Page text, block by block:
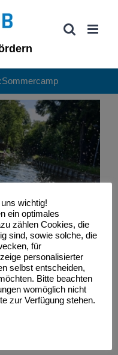
Sommercamp
– SCN
2024
wichtig!
ein optimales
zählen Cookies, die
sind, sowie solche, die
für
personalisierter
selbst entscheiden,
Bitte beachten
womöglich nicht
zur Verfügung stehen.